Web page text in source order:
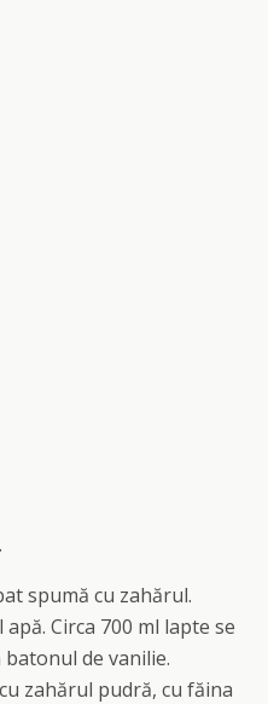
spumă cu zahărul.
Circa 700 ml lapte se
de vanilie.
zahărul pudră, cu făina